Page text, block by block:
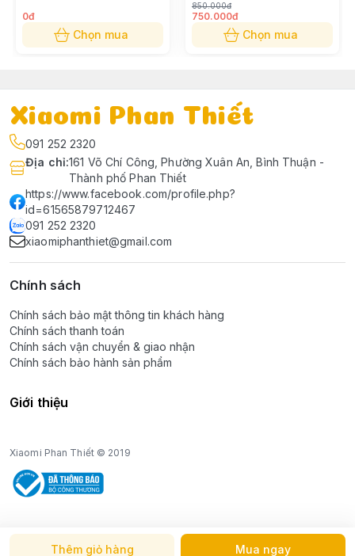
Thêm giỏ hàng Mua ngay
0đ
Chọn mua
850.000đ
750.000đ
Chọn mua
Xiaomi Phan Thiết
091 252 2320
Địa chỉ:161 Võ Chí Công, Phường Xuân An, Bình Thuận -
Thành phố Phan Thiết
https://www.facebook.com/profile.php?
id=61565879712467
091 252 2320
xiaomiphanthiet@gmail.com
Chính sách
Chính sách bảo mật thông tin khách hàng
Chính sách thanh toán
Chính sách vận chuyển & giao nhận
Chính sách bảo hành sản phẩm
Giới thiệu
Xiaomi Phan Thiết © 2019